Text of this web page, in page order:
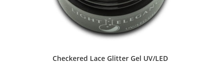
Checkered Lace Glitter Gel UV/LED